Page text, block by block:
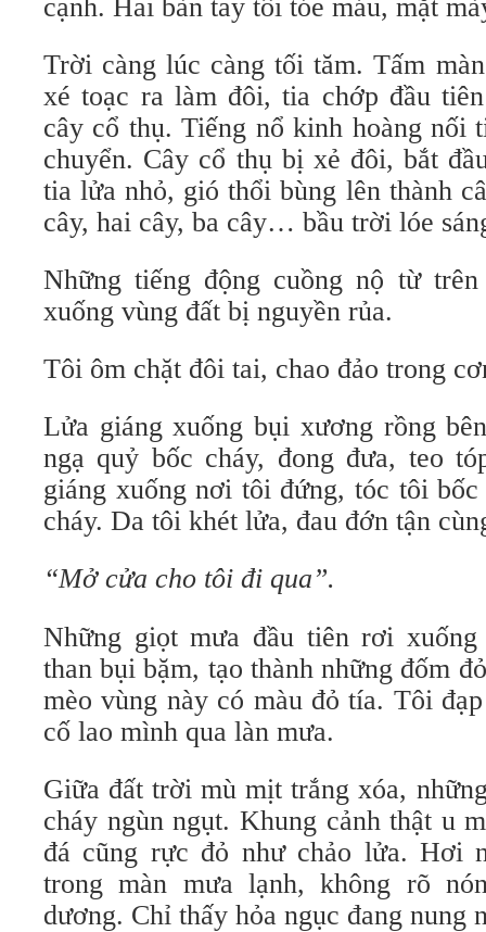
cạnh. Hai bàn tay tôi tóe máu, mặt
Trời càng lúc càng tối tăm. Tấm
xé toạc ra làm đôi, tia chớp đầu
cây cổ thụ. Tiếng nổ kinh hoàng nối
chuyển. Cây cổ thụ bị xẻ đôi, bắt
tia lửa nhỏ, gió thổi bùng lên thành
cây, hai cây, ba cây… bầu trời lóe
Những tiếng động cuồng nộ từ
xuống vùng đất bị nguyền rủa.
Tôi ôm chặt đôi tai, chao đảo trong
Lửa giáng xuống bụi xương rồng
ngạ quỷ bốc cháy, đong đưa, teo
giáng xuống nơi tôi đứng, tóc tôi
cháy. Da tôi khét lửa, đau đớn tận
“Mở cửa cho tôi đi qua”.
Những giọt mưa đầu tiên rơi
than bụi bặm, tạo thành những đốm
mèo vùng này có màu đỏ tía. Tôi
cố lao mình qua làn mưa.
Giữa đất trời mù mịt trắng xóa,
cháy ngùn ngụt. Khung cảnh thật u
đá cũng rực đỏ như chảo lửa. Hơi
trong màn mưa lạnh, không rõ
dương. Chỉ thấy hỏa ngục đang nung